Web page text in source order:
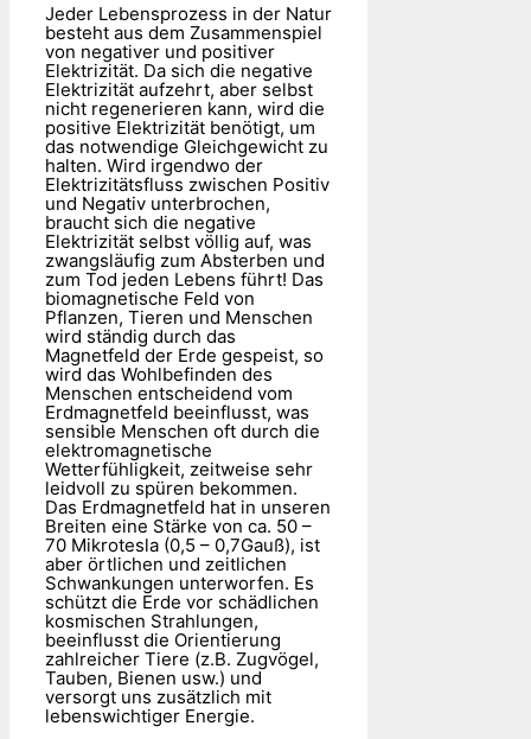
Jeder Lebensprozess in der Natur
besteht aus dem Zusammenspiel
von negativer und positiver
Elektrizität. Da sich die negative
Elektrizität aufzehrt, aber selbst
nicht regenerieren kann, wird die
positive Elektrizität benötigt, um
das notwendige Gleichgewicht zu
halten. Wird irgendwo der
Elektrizitätsfluss zwischen Positiv
und Negativ unterbrochen,
braucht sich die negative
Elektrizität selbst völlig auf, was
zwangsläufig zum Absterben und
zum Tod jeden Lebens führt! Das
biomagnetische Feld von
Pflanzen, Tieren und Menschen
wird ständig durch das
Magnetfeld der Erde gespeist, so
wird das Wohlbefinden des
Menschen entscheidend vom
Erdmagnetfeld beeinflusst, was
sensible Menschen oft durch die
elektromagnetische
Wetterfühligkeit, zeitweise sehr
leidvoll zu spüren bekommen.
Das Erdmagnetfeld hat in unseren
Breiten eine Stärke von ca. 50 –
70 Mikrotesla (0,5 – 0,7Gauß), ist
aber örtlichen und zeitlichen
Schwankungen unterworfen. Es
schützt die Erde vor schädlichen
kosmischen Strahlungen,
beeinflusst die Orientierung
zahlreicher Tiere (z.B. Zugvögel,
Tauben, Bienen usw.) und
versorgt uns zusätzlich mit
lebenswichtiger Energie.